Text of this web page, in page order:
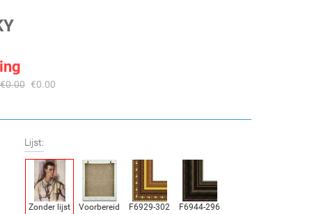
€0.00 €0.00
Lijst:
Zonder lijst Voorbereid F6929-302 F6944-296